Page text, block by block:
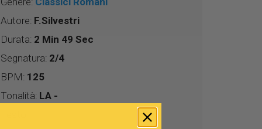
Autore: F.Silvestri
Durata: 2 Min 49 Sec
Segnatura: 2/4
BPM: 125
Tonalità: LA -